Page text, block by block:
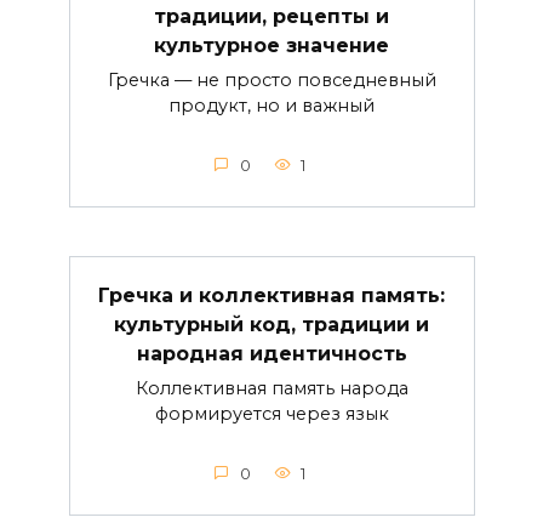
традиции, рецепты и
культурное значение
Гречка — не просто повседневный
продукт, но и важный
0 1
Гречка и коллективная память:
культурный код, традиции и
народная идентичность
Коллективная память народа
формируется через язык
0 1